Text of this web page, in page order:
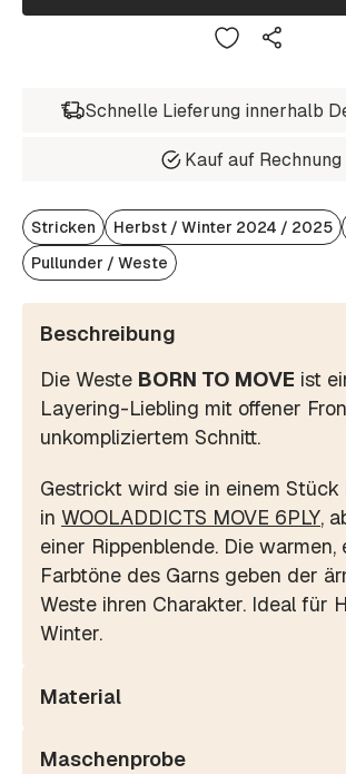
Schnelle Lieferung innerhalb
Kauf auf Rechnung
Stricken Herbst / Winter 2024 / 2025
Pullunder / Weste
Beschreibung
Die Weste BORN TO MOVE ist
Layering-Liebling mit offener
unkompliziertem Schnitt.
Gestrickt wird sie in einem Stück
in WOOLADDICTS MOVE 6PLY,
einer Rippenblende. Die warmen,
Farbtöne des Garns geben der
Weste ihren Charakter. Ideal für
Winter.
Material
Maschenprobe